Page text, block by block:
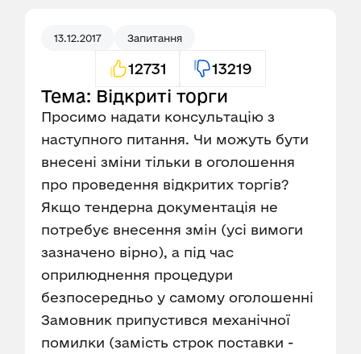
13.12.2017 Запитання
12731 13219
Тема: Відкриті торги
Просимо надати консультацію з
наступного питання. Чи можуть бути
внесені зміни тільки в оголошення
про проведення відкритих торгів?
Якщо тендерна документація не
потребує внесення змін (усі вимоги
зазначено вірно), а під час
оприлюднення процедури
безпосередньо у самому оголошенні
Замовник припустився механічної
помилки (замість строк поставки -